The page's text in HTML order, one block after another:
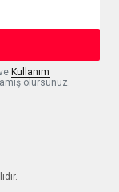
Kullanım
olursunuz.